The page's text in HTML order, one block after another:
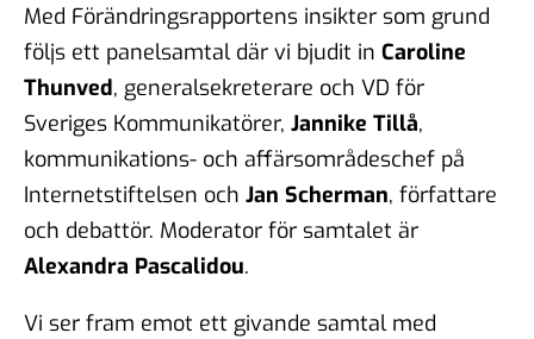
Med Förändringsrapportens insikter som grund
följs ett panelsamtal där vi bjudit in Caroline
Thunved, generalsekreterare och VD för
Sveriges Kommunikatörer, Jannike Tillå,
kommunikations- och affärsområdeschef på
Internetstiftelsen och Jan Scherman, författare
och debattör. Moderator för samtalet är
Alexandra Pascalidou.
Vi ser fram emot ett givande samtal med